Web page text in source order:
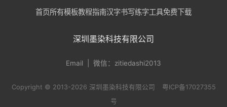
首页所有模板教程指南汉字书写练字工具免费下载
深圳墨染科技有限公司
Email | 微信：zitiedashi2013
Copyright © 2013-2026 深圳墨染科技有限公司
粤ICP备17027355
号